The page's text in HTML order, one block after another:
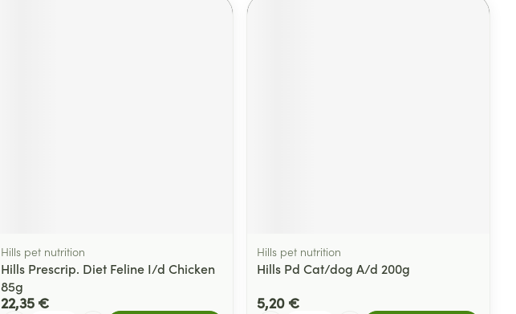
Hills pet nutrition
Hills Prescrip. Diet Feline I/d Chicken
85g
22,35 €
Hills pet nutrition
Hills Pd Cat/dog A/d 200g
5,20 €